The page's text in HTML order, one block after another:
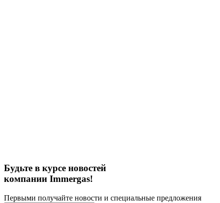
Будьте в курсе новостей
компании Immergas!
Первыми получайте новости и специальные предложения